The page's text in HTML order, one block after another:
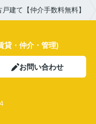
建て【仲介手数料無料】
貸・仲介・管理)
お問い合わせ